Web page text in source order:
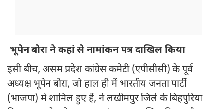
भूपेन बोरा ने कहां से नामांकन पत्र दाखिल किया
इसी बीच, असम प्रदेश कांग्रेस कमेटी (एपीसीसी) के पूर्व
अध्यक्ष भूपेन बोरा, जो हाल ही में भारतीय जनता पार्टी
(भाजपा) में शामिल हुए हैं, ने लखीमपुर जिले के बिहपुरिया